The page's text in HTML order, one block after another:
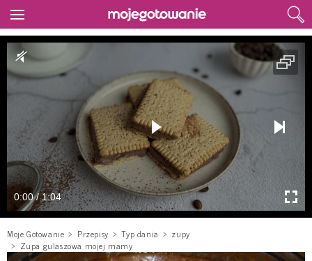
0:00 / 1:04
Moje Gotowanie Przepisy Typ dania
zupy
Zupa gulaszowa mojej mamy